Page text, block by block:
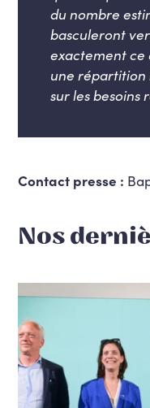
du nombre
basculeront
exactement ce
une répartition
sur les besoins
Contact presse :
Nos